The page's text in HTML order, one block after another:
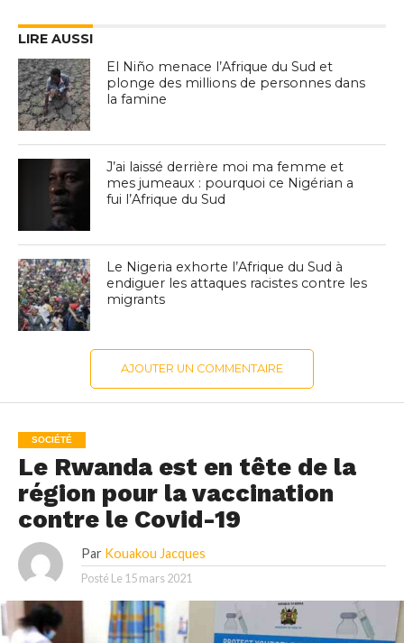
LIRE AUSSI
El Niño menace l’Afrique du Sud et
plonge des millions de personnes dans
la famine
J’ai laissé derrière moi ma femme et
mes jumeaux : pourquoi ce Nigérian a
fui l’Afrique du Sud
Le Nigeria exhorte l’Afrique du Sud à
endiguer les attaques racistes contre les
migrants
AJOUTER UN COMMENTAIRE
SOCIÉTÉ
Le Rwanda est en tête de la
région pour la vaccination
contre le Covid-19
Par Kouakou Jacques
Posté Le 15 mars 2021